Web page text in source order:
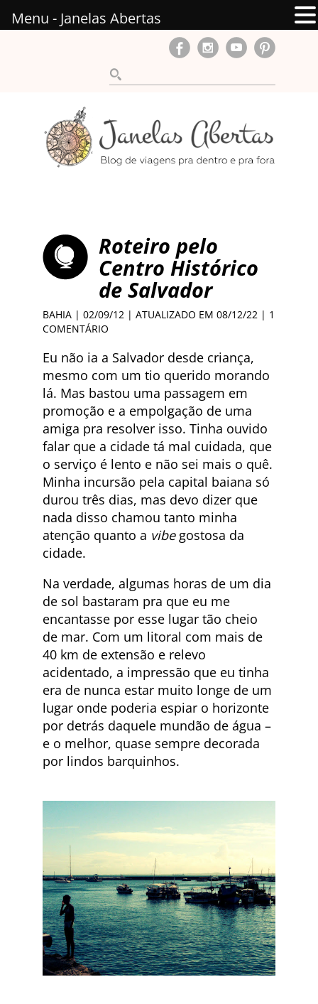
Roteiro pelo
Centro Histórico
de Salvador
BAHIA | 02/09/12 | ATUALIZADO EM 08/12/22 | 1
COMENTÁRIO
Eu não ia a Salvador desde criança,
mesmo com um tio querido morando
lá. Mas bastou uma passagem em
promoção e a empolgação de uma
amiga pra resolver isso. Tinha ouvido
falar que a cidade tá mal cuidada, que
o serviço é lento e não sei mais o quê.
Minha incursão pela capital baiana só
durou três dias, mas devo dizer que
nada disso chamou tanto minha
atenção quanto a vibegostosa da
cidade.
Na verdade, algumas horas de um dia
de sol bastaram pra que eu me
encantasse por esse lugar tão cheio
de mar. Com um litoral com mais de
40 km de extensão e relevo
acidentado, a impressão que eu tinha
era de nunca estar muito longe de um
lugar onde poderia espiar o horizonte
por detrás daquele mundão de água –
e o melhor, quase sempre decorada
por lindos barquinhos.
Menu - Janelas Abertas